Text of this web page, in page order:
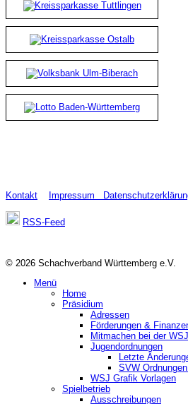
Kontakt Impressum
RSS-Feed
© 2026 Schachverband Württemberg e.V.
Menü
Home
Präsidium
Adressen
Förderungen &
Mitmachen bei der WSJ
Jugendordnungen
Letzte
SVW
WSJ Grafik Vorlagen
Spielbetrieb
Ausschreibungen